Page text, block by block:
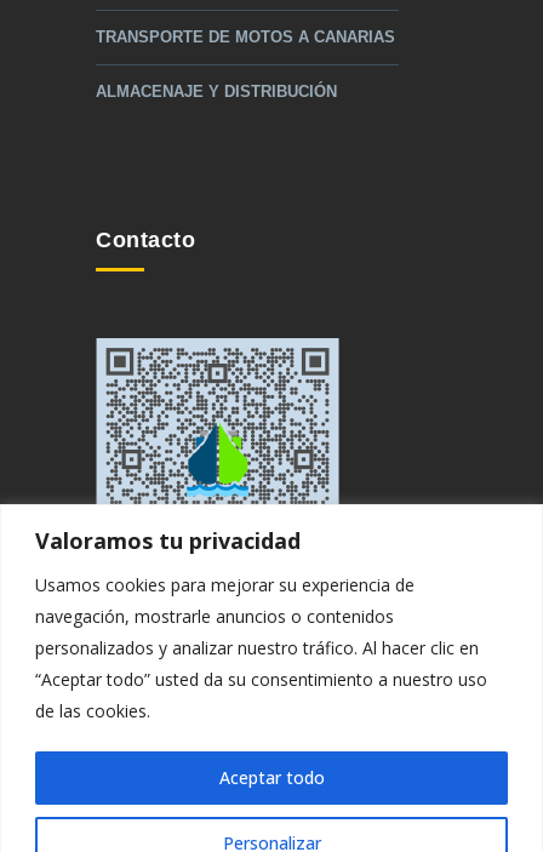
Valoramos tu privacidad
Usamos cookies para mejorar su experiencia de
navegación, mostrarle anuncios o contenidos
personalizados y analizar nuestro tráfico. Al hacer clic en
“Aceptar todo” usted da su consentimiento a nuestro uso
de las cookies.
Personalizar
Aceptar todo
TRANSPORTE DE MOTOS A CANARIAS
ALMACENAJE Y DISTRIBUCIÓN
Contacto
Copyright ©. All rights Reserved by
Logisticaytransportes.